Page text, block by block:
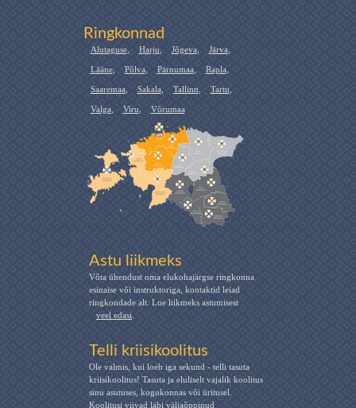
Ringkonnad
Alutaguse, Harju, Jõgeva, Järva,
Lääne, Põlva, Pärnumaa, Rapla,
Saaremaa, Sakala, Tallinn, Tartu,
Valga, Viru, Võrumaa
Astu liikmeks
Võta ühendust oma elukohajärgse ringkonna
esinaise või instruktoriga, kontaktid leiad
ringkondade alt. Loe liikmeks astumisest
veel edasi.
Telli kriisikoolitus
Ole valmis, kui loeb iga sekund - telli tasuta
kriisikoolitus! Tasuta ja eluliselt vajalik koolitus
sinu asutuses, kogukonnas või üritusel.
Koolitusi viivad läbi väljaõppinud